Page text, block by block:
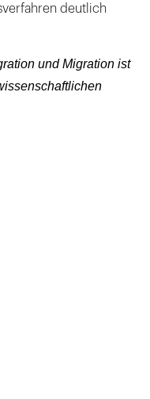
deutlich
und Migration ist